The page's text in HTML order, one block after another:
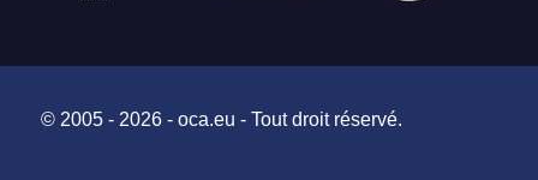
© 2005 - 2026 - oca.eu - Tout droit réservé.